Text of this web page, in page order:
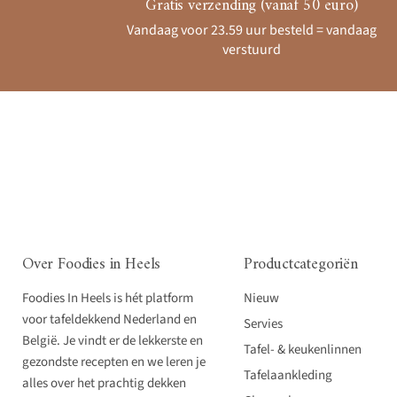
Gratis verzending (vanaf 50 euro)
Vandaag voor 23.59 uur besteld = vandaag
verstuurd
Over Foodies in Heels
Foodies In Heels is hét platform
voor tafeldekkend Nederland en
België. Je vindt er de lekkerste en
gezondste recepten en we leren je
alles over het prachtig dekken
Productcategoriën
Nieuw
Servies
Tafel- & keukenlinnen
Tafelaankleding